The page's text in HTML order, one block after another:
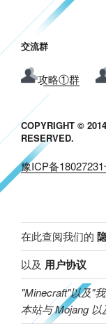
交流群
攻略①群
COPYRIGHT ©
RESERVED.
豫ICP备18027231
在此查阅我们的
以及 用户协议
"Minecraft"以及"
本站与 Mojang